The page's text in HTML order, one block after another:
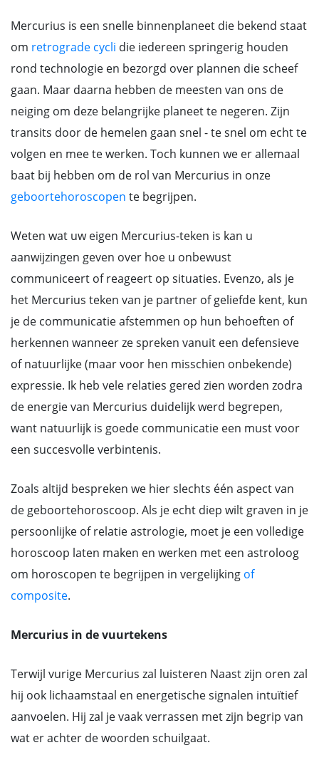
Mercurius is een snelle binnenplaneet die bekend staat
om retrograde cycli die iedereen springerig houden
rond technologie en bezorgd over plannen die scheef
gaan. Maar daarna hebben de meesten van ons de
neiging om deze belangrijke planeet te negeren. Zijn
transits door de hemelen gaan snel - te snel om echt te
volgen en mee te werken. Toch kunnen we er allemaal
baat bij hebben om de rol van Mercurius in onze
geboortehoroscopen te begrijpen.
Weten wat uw eigen Mercurius-teken is kan u
aanwijzingen geven over hoe u onbewust
communiceert of reageert op situaties. Evenzo, als je
het Mercurius teken van je partner of geliefde kent, kun
je de communicatie afstemmen op hun behoeften of
herkennen wanneer ze spreken vanuit een defensieve
of natuurlijke (maar voor hen misschien onbekende)
expressie. Ik heb vele relaties gered zien worden zodra
de energie van Mercurius duidelijk werd begrepen,
want natuurlijk is goede communicatie een must voor
een succesvolle verbintenis.
Zoals altijd bespreken we hier slechts één aspect van
de geboortehoroscoop. Als je echt diep wilt graven in je
persoonlijke of relatie astrologie, moet je een volledige
horoscoop laten maken en werken met een astroloog
om horoscopen te begrijpen in vergelijking of
composite.
Mercurius in de vuurtekens
Terwijl vurige Mercurius zal luisteren Naast zijn oren zal
hij ook lichaamstaal en energetische signalen intuïtief
aanvoelen. Hij zal je vaak verrassen met zijn begrip van
wat er achter de woorden schuilgaat.